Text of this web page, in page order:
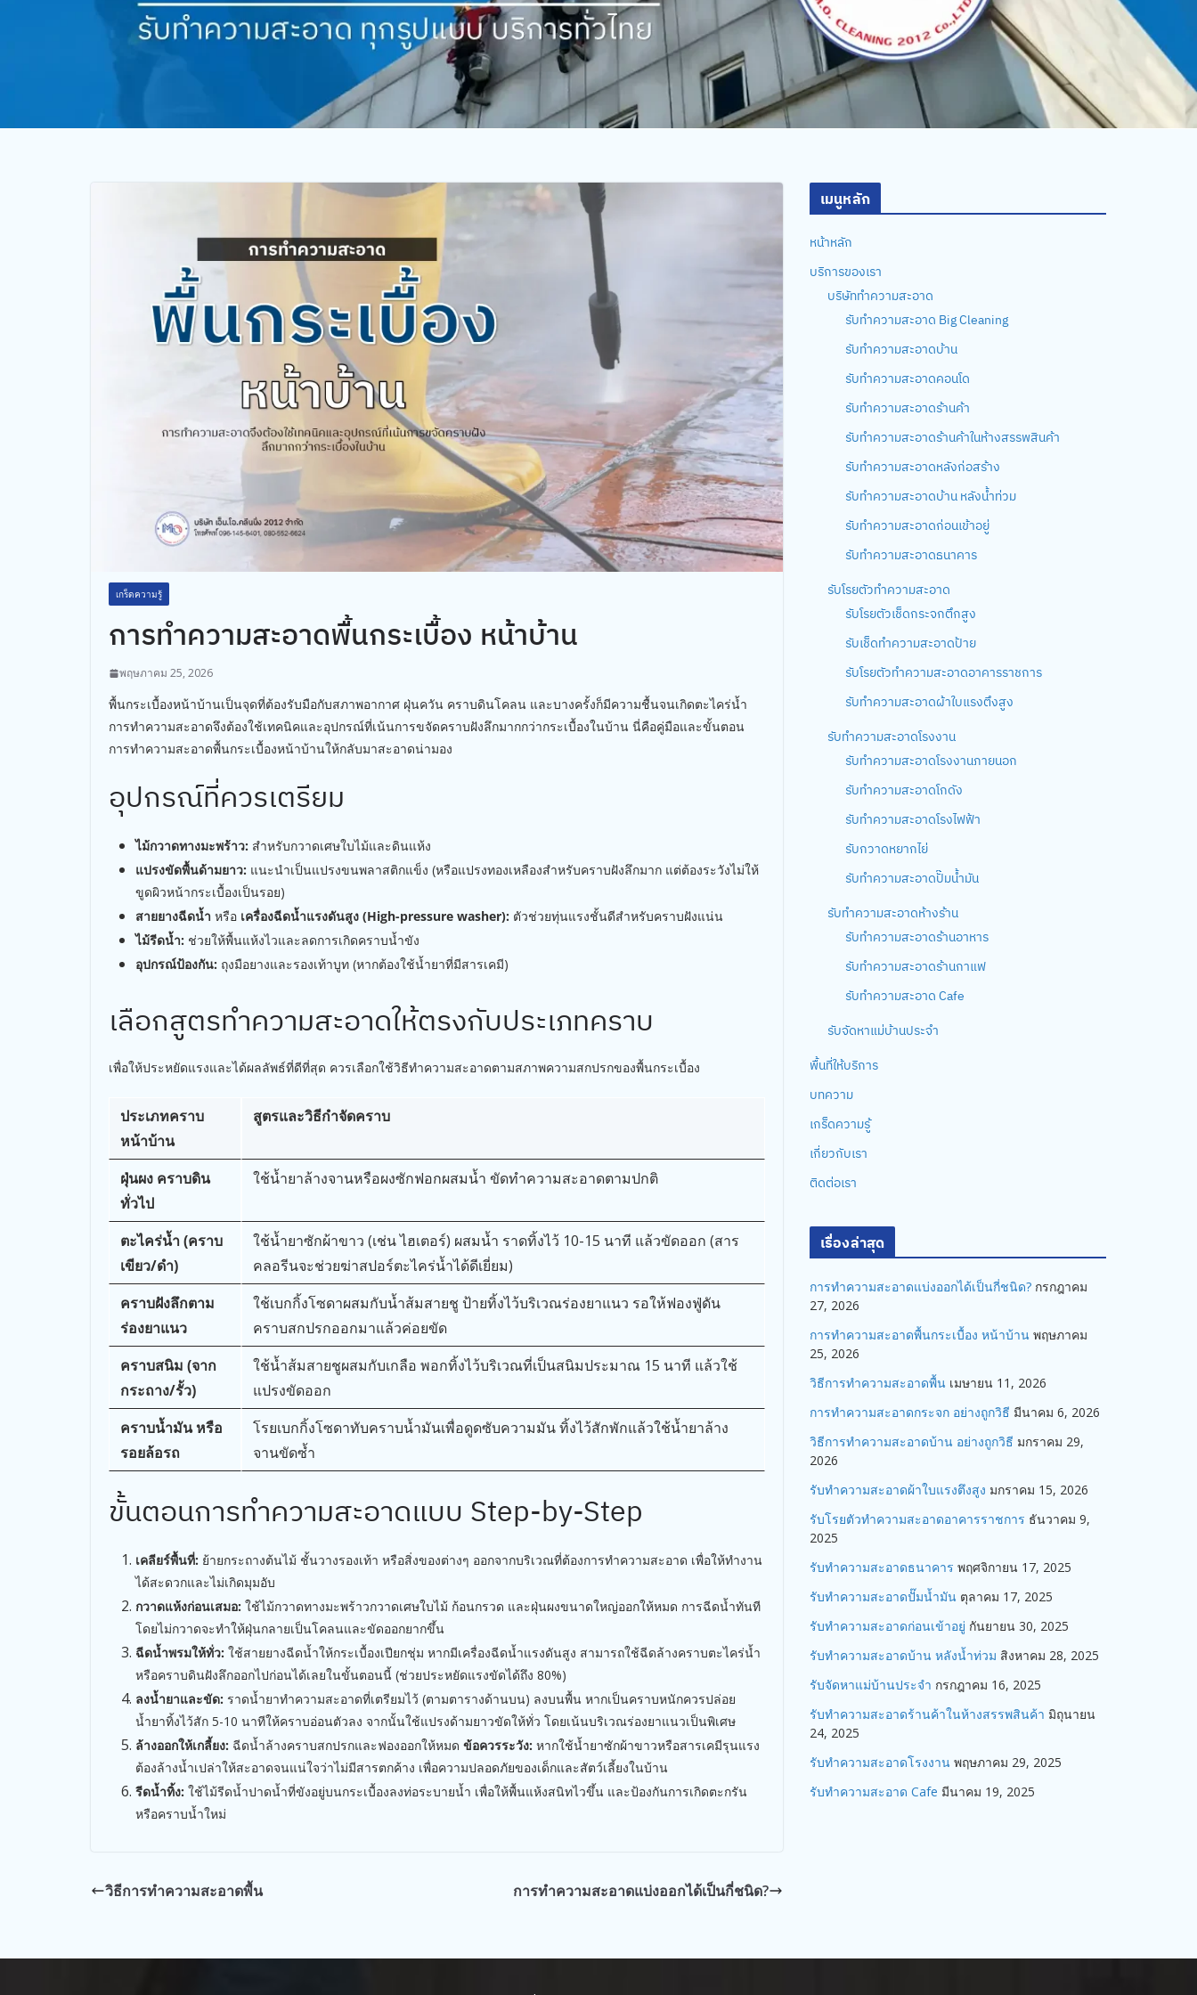
เกร็ดความรู้
การทำความสะอาดพื้นกระเบื้อง หน้าบ้าน
พฤษภาคม 25, 2026
พื้นกระเบื้องหน้าบ้านเป็นจุดที่ต้องรับมือกับสภาพอากาศ ฝุ่นควัน คราบดินโคลน และบางครั้งก็มีความชื้นจนเกิดตะไคร่น้ำ
การทำความสะอาดจึงต้องใช้เทคนิคและอุปกรณ์ที่เน้นการขจัดคราบฝังลึกมากกว่ากระเบื้องในบ้าน นี่คือคู่มือและขั้นตอน
การทำความสะอาดพื้นกระเบื้องหน้าบ้านให้กลับมาสะอาดน่ามอง
อุปกรณ์ที่ควรเตรียม
ไม้กวาดทางมะพร้าว: สำหรับกวาดเศษใบไม้และดินแห้ง
แปรงขัดพื้นด้ามยาว: แนะนำเป็นแปรงขนพลาสติกแข็ง (หรือแปรงทองเหลืองสำหรับคราบฝังลึกมาก แต่ต้องระวังไม่ให้
ขูดผิวหน้ากระเบื้องเป็นรอย)
สายยางฉีดน้ำ หรือ เครื่องฉีดน้ำแรงดันสูง (High-pressure washer): ตัวช่วยทุ่นแรงชั้นดีสำหรับคราบฝังแน่น
ไม้รีดน้ำ: ช่วยให้พื้นแห้งไวและลดการเกิดคราบน้ำขัง
อุปกรณ์ป้องกัน: ถุงมือยางและรองเท้าบูท (หากต้องใช้น้ำยาที่มีสารเคมี)
เลือกสูตรทำความสะอาดให้ตรงกับประเภทคราบ
เพื่อให้ประหยัดแรงและได้ผลลัพธ์ที่ดีที่สุด ควรเลือกใช้วิธีทำความสะอาดตามสภาพความสกปรกของพื้นกระเบื้อง
ประเภทคราบ
หน้าบ้าน
สูตรและวิธีกำจัดคราบ
ฝุ่นผง คราบดิน
ทั่วไป
ใช้น้ำยาล้างจานหรือผงซักฟอกผสมน้ำ ขัดทำความสะอาดตามปกติ
ตะไคร่น้ำ (คราบ
เขียว/ดำ)
ใช้น้ำยาซักผ้าขาว (เช่น ไฮเตอร์) ผสมน้ำ ราดทิ้งไว้ 10-15 นาที แล้วขัดออก (สาร
คลอรีนจะช่วยฆ่าสปอร์ตะไคร่น้ำได้ดีเยี่ยม)
คราบฝังลึกตาม
ร่องยาแนว
ใช้เบกกิ้งโซดาผสมกับน้ำส้มสายชู ป้ายทิ้งไว้บริเวณร่องยาแนว รอให้ฟองฟู่ดัน
คราบสกปรกออกมาแล้วค่อยขัด
คราบสนิม (จาก
กระถาง/รั้ว)
ใช้น้ำส้มสายชูผสมกับเกลือ พอกทิ้งไว้บริเวณที่เป็นสนิมประมาณ 15 นาที แล้วใช้
แปรงขัดออก
คราบน้ำมัน หรือ
รอยล้อรถ
โรยเบกกิ้งโซดาทับคราบน้ำมันเพื่อดูดซับความมัน ทิ้งไว้สักพักแล้วใช้น้ำยาล้าง
จานขัดซ้ำ
ขั้นตอนการทำความสะอาดแบบ Step-by-Step
เคลียร์พื้นที่: ย้ายกระถางต้นไม้ ชั้นวางรองเท้า หรือสิ่งของต่างๆ ออกจากบริเวณที่ต้องการทำความสะอาด เพื่อให้ทำงาน
ได้สะดวกและไม่เกิดมุมอับ
กวาดแห้งก่อนเสมอ: ใช้ไม้กวาดทางมะพร้าวกวาดเศษใบไม้ ก้อนกรวด และฝุ่นผงขนาดใหญ่ออกให้หมด การฉีดน้ำทันที
โดยไม่กวาดจะทำให้ฝุ่นกลายเป็นโคลนและขัดออกยากขึ้น
ฉีดน้ำพรมให้ทั่ว: ใช้สายยางฉีดน้ำให้กระเบื้องเปียกชุ่ม หากมีเครื่องฉีดน้ำแรงดันสูง สามารถใช้ฉีดล้างคราบตะไคร่น้ำ
หรือคราบดินฝังลึกออกไปก่อนได้เลยในขั้นตอนนี้ (ช่วยประหยัดแรงขัดได้ถึง 80%)
ลงน้ำยาและขัด: ราดน้ำยาทำความสะอาดที่เตรียมไว้ (ตามตารางด้านบน) ลงบนพื้น หากเป็นคราบหนักควรปล่อย
น้ำยาทิ้งไว้สัก 5-10 นาทีให้คราบอ่อนตัวลง จากนั้นใช้แปรงด้ามยาวขัดให้ทั่ว โดยเน้นบริเวณร่องยาแนวเป็นพิเศษ
ล้างออกให้เกลี้ยง: ฉีดน้ำล้างคราบสกปรกและฟองออกให้หมด ข้อควรระวัง: หากใช้น้ำยาซักผ้าขาวหรือสารเคมีรุนแรง
ต้องล้างน้ำเปล่าให้สะอาดจนแน่ใจว่าไม่มีสารตกค้าง เพื่อความปลอดภัยของเด็กและสัตว์เลี้ยงในบ้าน
รีดน้ำทิ้ง: ใช้ไม้รีดน้ำปาดน้ำที่ขังอยู่บนกระเบื้องลงท่อระบายน้ำ เพื่อให้พื้นแห้งสนิทไวขึ้น และป้องกันการเกิดตะกรัน
หรือคราบน้ำใหม่
วิธีการทำความสะอาดพื้น การทำความสะอาดแบ่งออกได้เป็นกี่ชนิด?
เมนูหลัก
หน้าหลัก
บริการของเรา
บริษัททำความสะอาด
รับทำความสะอาด Big Cleaning
รับทำความสะอาดบ้าน
รับทำความสะอาดคอนโด
รับทำความสะอาดร้านค้า
รับทำความสะอาดร้านค้าในห้างสรรพสินค้า
รับทำความสะอาดหลังก่อสร้าง
รับทำความสะอาดบ้าน หลังน้ำท่วม
รับทำความสะอาดก่อนเข้าอยู่
รับทำความสะอาดธนาคาร
รับโรยตัวทำความสะอาด
รับโรยตัวเช็ดกระจกตึกสูง
รับเช็ดทำความสะอาดป้าย
รับโรยตัวทำความสะอาดอาคารราชการ
รับทำความสะอาดผ้าใบแรงตึงสูง
รับทำความสะอาดโรงงาน
รับทำความสะอาดโรงงานภายนอก
รับทำความสะอาดโกดัง
รับทำความสะอาดโรงไฟฟ้า
รับกวาดหยากไย่
รับทำความสะอาดปั๊มน้ำมัน
รับทำความสะอาดห้างร้าน
รับทำความสะอาดร้านอาหาร
รับทำความสะอาดร้านกาแฟ
รับทำความสะอาด Cafe
รับจัดหาแม่บ้านประจำ
พื้นที่ให้บริการ
บทความ
เกร็ดความรู้
เกี่ยวกับเรา
ติดต่อเรา
เรื่องล่าสุด
การทำความสะอาดแบ่งออกได้เป็นกี่ชนิด? กรกฎาคม
27, 2026
การทำความสะอาดพื้นกระเบื้อง หน้าบ้าน พฤษภาคม
25, 2026
วิธีการทำความสะอาดพื้น เมษายน 11, 2026
การทำความสะอาดกระจก อย่างถูกวิธี มีนาคม 6, 2026
วิธีการทำความสะอาดบ้าน อย่างถูกวิธี มกราคม 29,
2026
รับทำความสะอาดผ้าใบแรงตึงสูง มกราคม 15, 2026
รับโรยตัวทำความสะอาดอาคารราชการ ธันวาคม 9,
2025
รับทำความสะอาดธนาคาร พฤศจิกายน 17, 2025
รับทำความสะอาดปั๊มน้ำมัน ตุลาคม 17, 2025
รับทำความสะอาดก่อนเข้าอยู่ กันยายน 30, 2025
รับทำความสะอาดบ้าน หลังน้ำท่วม สิงหาคม 28, 2025
รับจัดหาแม่บ้านประจำ กรกฎาคม 16, 2025
รับทำความสะอาดร้านค้าในห้างสรรพสินค้า มิถุนายน
24, 2025
รับทำความสะอาดโรงงาน พฤษภาคม 29, 2025
รับทำความสะอาด Cafe มีนาคม 19, 2025